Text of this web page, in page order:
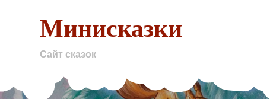
Минисказки
Сайт сказок